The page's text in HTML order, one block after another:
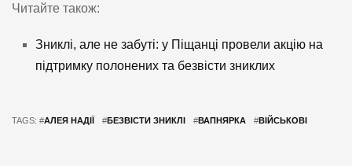
Читайте також:
Зниклі, але не забуті: у Піщанці провели акцію на
підтримку полонених та безвісти зниклих
TAGS: #АЛЕЯ НАДІЇ #БЕЗВІСТИ ЗНИКЛІ #ВАПНЯРКА #ВІЙСЬКОВІ